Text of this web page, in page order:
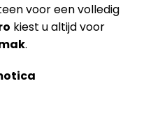
voor een volledig
kiest u altijd voor
.